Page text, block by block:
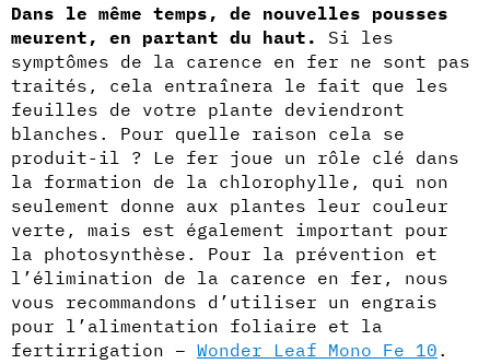
Dans le même temps, de nouvelles pousses
meurent, en partant du haut.
Si les
symptômes de la carence en fer ne sont pas
traités, cela entraînera le fait que les
feuilles de votre plante deviendront
blanches. Pour quelle raison cela se
produit-il ? Le fer joue un rôle clé dans
la formation de la chlorophylle, qui non
seulement donne aux plantes leur couleur
verte, mais est également important pour
la photosynthèse. Pour la prévention et
l’élimination de la carence en fer, nous
vous recommandons d’utiliser un engrais
pour l’alimentation foliaire et la
fertirrigation – Wonder Leaf Mono Fe 10.